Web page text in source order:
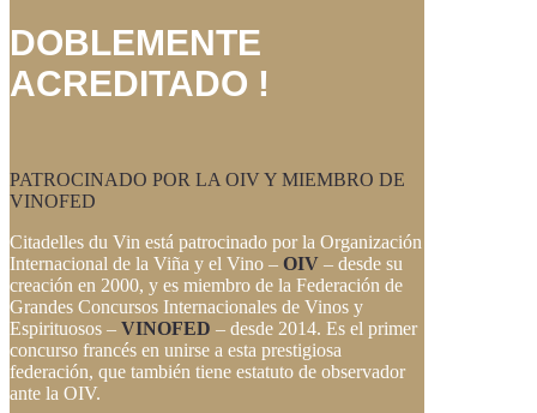
DOBLEMENTE
ACREDITADO !
PATROCINADO POR LA OIV Y MIEMBRO DE
VINOFED
Citadelles du Vin está patrocinado por la Organización
Internacional de la Viña y el Vino – OIV – desde su
creación en 2000, y es miembro de la Federación de
Grandes Concursos Internacionales de Vinos y
Espirituosos – VINOFED – desde 2014. Es el primer
concurso francés en unirse a esta prestigiosa
federación, que también tiene estatuto de observador
ante la OIV.